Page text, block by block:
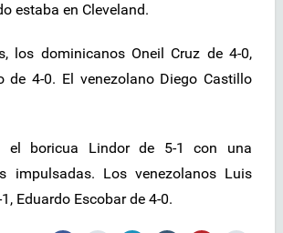
estaba en Cleveland.
los dominicanos Oneil Cruz de 4-0,
de 4-0. El venezolano Diego Castillo
el boricua Lindor de 5-1 con una
impulsadas. Los venezolanos Luis
Eduardo Escobar de 4-0.